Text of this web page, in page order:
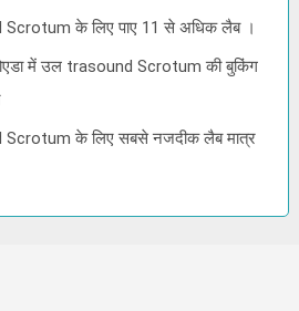
Scrotum के लिए पाए 11 से अधिक लैब ।
में उल trasound Scrotum की बुकिंग
Scrotum के लिए सबसे नजदीक लैब मात्र